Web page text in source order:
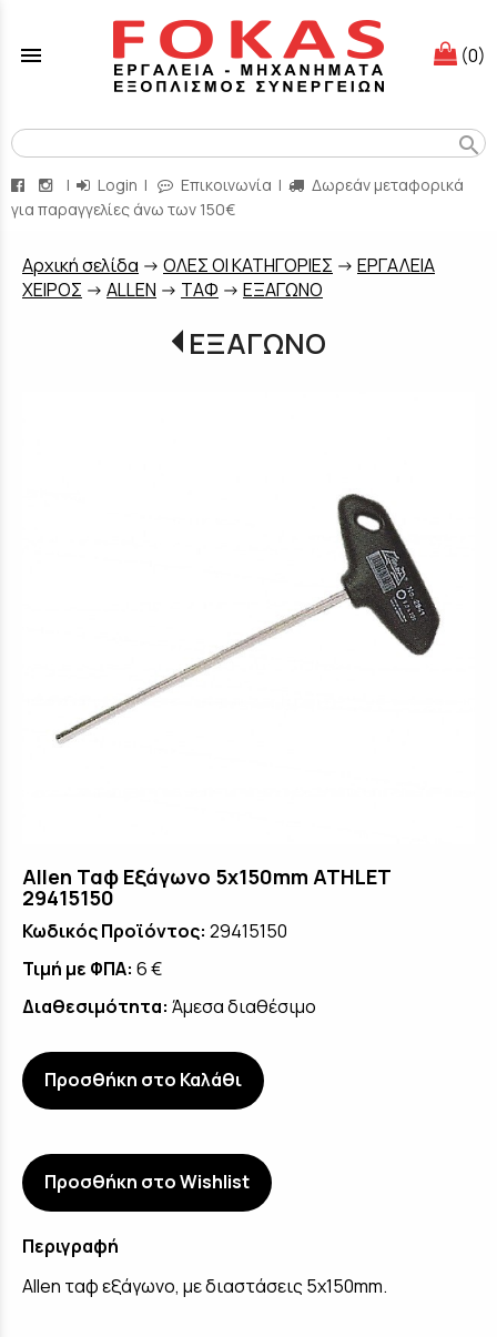
menu (0)
search
| Login | Επικοινωνία |
Δωρεάν μεταφορικά
για παραγγελίες άνω των 150€
Aρχική σελίδα -> ΟΛΕΣ ΟΙ ΚΑΤΗΓΟΡΙΕΣ -> ΕΡΓΑΛΕΙΑ
ΧΕΙΡΟΣ -> ALLEN -> ΤΑΦ -> ΕΞΑΓΩΝΟ
ΕΞΑΓΩΝΟ
Allen Ταφ Εξάγωνο 5x150mm ATHLET
29415150
Κωδικός Προϊόντος: 29415150
Τιμή με ΦΠΑ: 6 €
Διαθεσιμότητα: Άμεσα διαθέσιμο
Προσθήκη στο Καλάθι
Προσθήκη στο Wishlist
Περιγραφή
Allen ταφ εξάγωνο, με διαστάσεις 5x150mm.